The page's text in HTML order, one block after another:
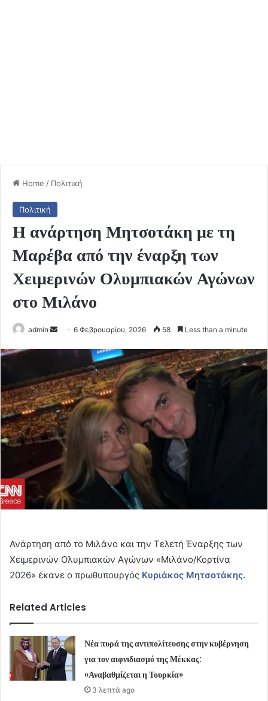
Home / Πολιτική
Πολιτική
Η ανάρτηση Μητσοτάκη με τη
Μαρέβα από την έναρξη των
Χειμερινών Ολυμπιακών Αγώνων
στο Μιλάνο
admin
Send6 Φεβρουαρίου, 2026 58 Less than a minute
Ανάρτηση από το Μιλάνο και την Τελετή Έναρξης των
Χειμερινών Ολυμπιακών Αγώνων «Μιλάνο/Κορτίνα
2026» έκανε ο πρωθυπουργός Κυριάκος Μητσοτάκης.
Related Articles
Νέα πυρά της αντιπολίτευσης στην κυβέρνηση
για τον αιφνιδιασμό της Μέκκας:
«Αναβαθμίζεται η Τουρκία»
3 λεπτά ago